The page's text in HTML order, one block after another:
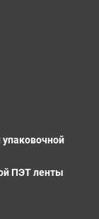
ПЭТ ленты